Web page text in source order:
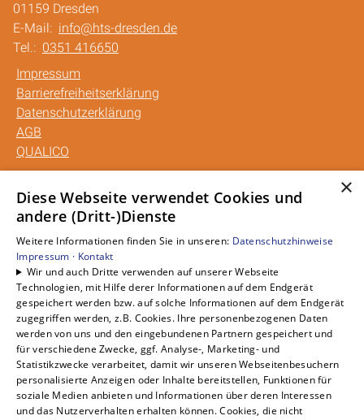
01159 Dresden
E-Mail: info@hts-dresden.de
Tel.: 0351 416650
Impressum
Barrierefreiheitserklärung
Datenschutzerklärung
AGB
QUALICO
Unsere Bereiche
Privatkunden
Gewerbekunden
Karriere
Unternehmen
Kontakt
×
Diese Webseite verwendet Cookies und
andere (Dritt-)Dienste
Weitere Informationen finden Sie in unseren: Datenschutzhinweise
Impressum · Kontakt
Wir und auch Dritte verwenden auf unserer Webseite
Technologien, mit Hilfe derer Informationen auf dem Endgerät
gespeichert werden bzw. auf solche Informationen auf dem Endgerät
zugegriffen werden, z.B. Cookies. Ihre personenbezogenen Daten
werden von uns und den eingebundenen Partnern gespeichert und
für verschiedene Zwecke, ggf. Analyse-, Marketing- und
Statistikzwecke verarbeitet, damit wir unseren Webseitenbesuchern
personalisierte Anzeigen oder Inhalte bereitstellen, Funktionen für
soziale Medien anbieten und Informationen über deren Interessen
und das Nutzerverhalten erhalten können. Cookies, die nicht